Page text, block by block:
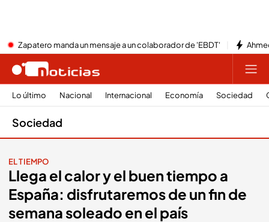
Zapatero manda un mensaje a un colaborador de 'EBDT'
Lo último Nacional Internacional Economía Sociedad
Sociedad
EL TIEMPO
Llega el calor y el buen tiempo a
España: disfrutaremos de un fin de
semana soleado en el país